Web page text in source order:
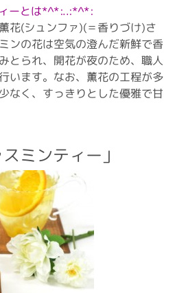
ーとは*^*:..:*^*:
花(シュンファ)(＝香りづけ)さ
ンの花は空気の澄んだ新鮮で香
とられ、開花が夜のため、職人
います。なお、薫花の工程が多
なく、すっきりとした優雅で甘
ミンティー」